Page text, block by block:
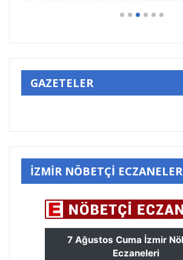
GAZETELER
İZMİR NÖBETÇİ ECZANELER